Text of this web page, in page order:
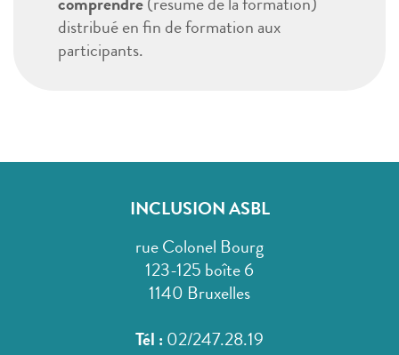
comprendre (résumé de la formation)
distribué en fin de formation aux
participants.
INCLUSION ASBL
rue Colonel Bourg
123-125 boîte 6
1140 Bruxelles
Tél : 02/247.28.19